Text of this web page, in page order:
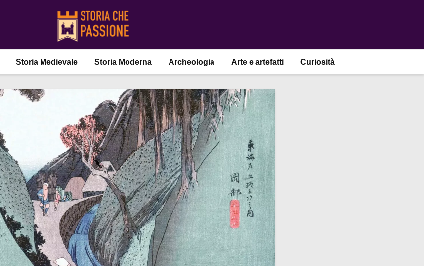
Storia Medievale Storia Moderna Archeologia Arte e artefatti Curiosità